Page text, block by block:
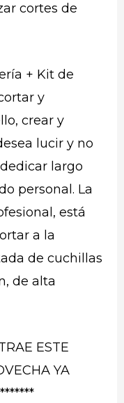
cortes de
+ Kit de
y
crear y
lucir y no
largo
personal. La
está
a la
de cuchillas
de alta
ESTE
YA